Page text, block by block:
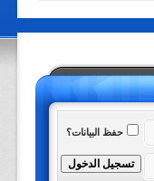
حفظ البيانات؟